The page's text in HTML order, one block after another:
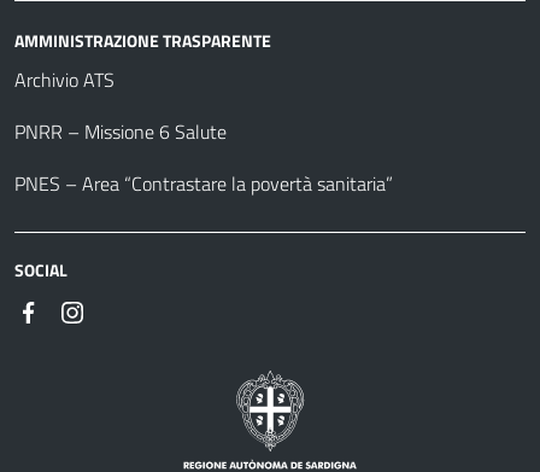
AMMINISTRAZIONE TRASPARENTE
Archivio ATS
PNRR – Missione 6 Salute
PNES – Area “Contrastare la povertà sanitaria”
SOCIAL